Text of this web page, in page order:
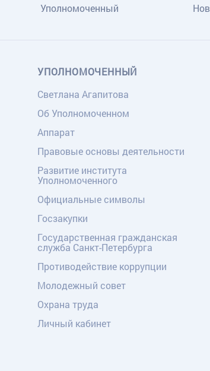
Уполномоченный
УПОЛНОМОЧЕННЫЙ
Светлана Агапитова
Об Уполномоченном
Аппарат
Правовые основы деятельности
Развитие института
Уполномоченного
Официальные символы
Госзакупки
Государственная гражданская
служба Санкт-Петербурга
Противодействие коррупции
Молодежный совет
Охрана труда
Личный кабинет